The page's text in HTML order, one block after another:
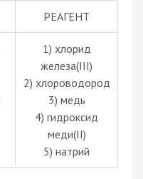
РЕАГЕНТ
1) хлорид
железа(III)
2) хлороводород
3) медь
4) гидроксид
меди(II)
5) натрий